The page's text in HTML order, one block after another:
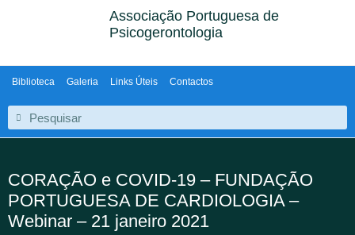
Associação Portuguesa de
Psicogerontologia
Biblioteca Galeria Links Úteis Contactos
CORAÇÃO e COVID-19 – FUNDAÇÃO
PORTUGUESA DE CARDIOLOGIA –
Webinar – 21 janeiro 2021